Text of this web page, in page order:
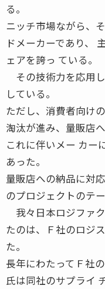
る。
ニッチ市場ながら、
ドメーカーであり、
ェアを誇っ ている。
その技術力を応用
している。
ただし、消費者向け
淘汰が進み、量販店
これに伴いメー カー
あった。
量販店への納品に対
のプロジェクトのテ
我々日本ロジファ
たのは、Ｆ社のロジ
た。
長年にわたってＦ社
氏は同社のサプライ